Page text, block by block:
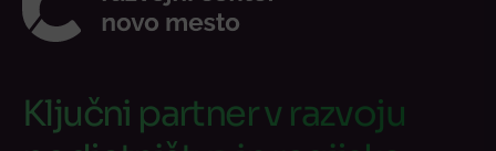
Ključni partner v razvoju